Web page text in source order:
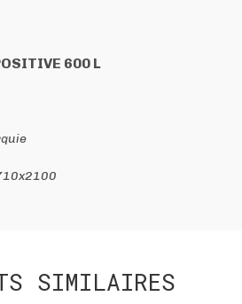
600 L
SIMILAIRES